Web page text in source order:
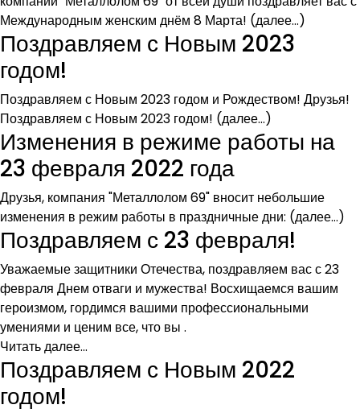
Международным женским днём 8 Марта! (далее…)
Поздравляем с Новым 2023
годом!
Поздравляем с Новым 2023 годом и Рождеством! Друзья!
Поздравляем с Новым 2023 годом! (далее…)
Изменения в режиме работы на
23 февраля 2022 года
Друзья, компания "Металлолом 69" вносит небольшие
изменения в режим работы в праздничные дни: (далее…)
Поздравляем с 23 февраля!
Уважаемые защитники Отечества, поздравляем вас с 23
февраля Днем отваги и мужества! Восхищаемся вашим
героизмом, гордимся вашими профессиональными
умениями и ценим все, что вы .
Читать далее...
Поздравляем с Новым 2022
годом!